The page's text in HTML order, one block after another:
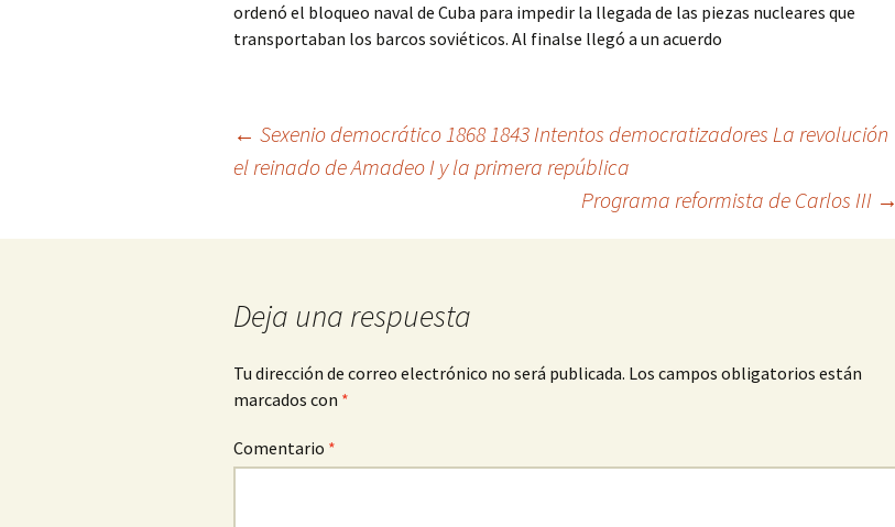
ordenó el bloqueo naval de Cuba para impedir la llegada de las piezas nucleares que
transportaban los barcos soviéticos. Al finalse llegó a un acuerdo
Navegación
← Sexenio democrático 1868 1843 Intentos democratizadores La revolución
el reinado de Amadeo I y la primera república
Programa reformista de Carlos III →
Deja una respuesta
Tu dirección de correo electrónico no será publicada. Los campos obligatorios están
marcados con *
Comentario *